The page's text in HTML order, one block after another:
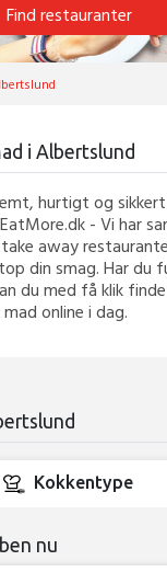
Find restauranter
i Albertslund
hurtigt og
- Vi har
away
din smag. Har du
du med få klik
online i dag.
Kokkentype
nu